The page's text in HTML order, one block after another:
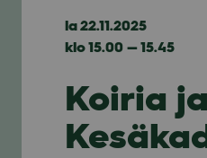
la 22.11.2025
klo 15.00 — 15.45
Koiria